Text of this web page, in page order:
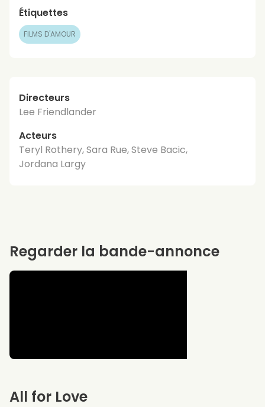
Étiquettes
FILMS D'AMOUR
Directeurs
Lee Friendlander
Acteurs
Teryl Rothery, Sara Rue, Steve Bacic,
Jordana Largy
All for Love
Regarder la bande-annonce